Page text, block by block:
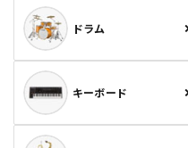
ドラム
キーボード